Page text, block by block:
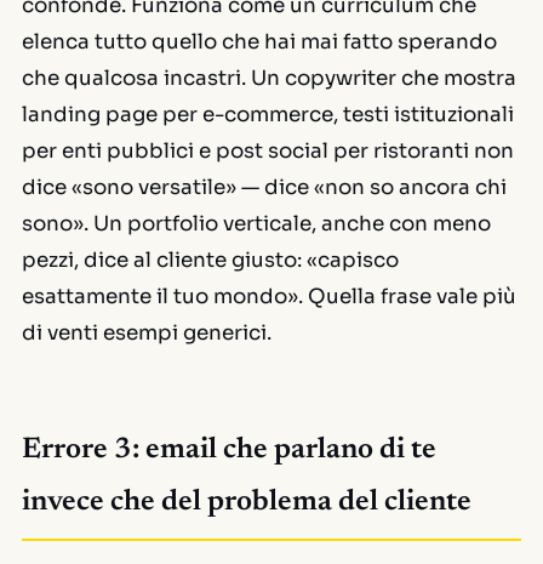
confonde. Funziona come un curriculum che
elenca tutto quello che hai mai fatto sperando
che qualcosa incastri. Un copywriter che mostra
landing page per e-commerce, testi istituzionali
per enti pubblici e post social per ristoranti non
dice «sono versatile» — dice «non so ancora chi
sono». Un portfolio verticale, anche con meno
pezzi, dice al cliente giusto: «capisco
esattamente il tuo mondo». Quella frase vale più
di venti esempi generici.
Errore 3: email che parlano di te
invece che del problema del cliente